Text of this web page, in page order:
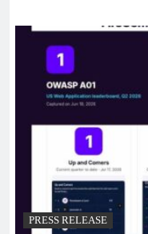
PRESS RELEASE